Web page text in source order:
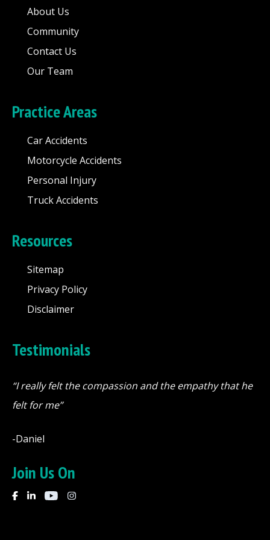
Join Us On
About Us
Community
Contact Us
Our Team
Practice Areas
Car Accidents
Motorcycle Accidents
Personal Injury
Truck Accidents
Resources
Sitemap
Privacy Policy
Disclaimer
Testimonials
“I really felt the compassion and the empathy that he
felt for me”
-Daniel